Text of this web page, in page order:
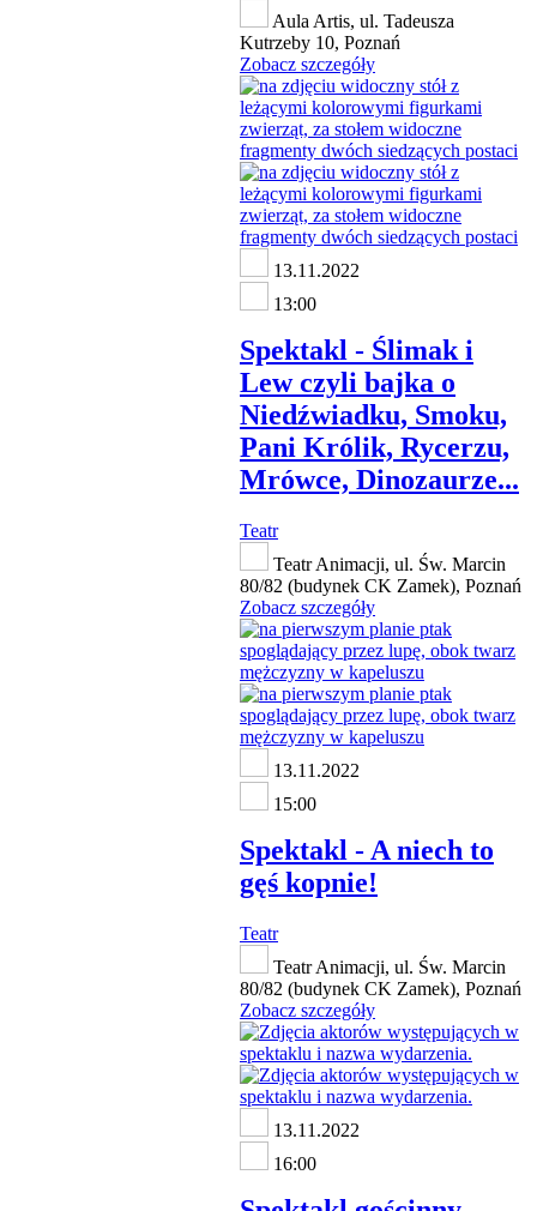
Aula Artis, ul. Tadeusza
Kutrzeby 10, Poznań
Zobacz szczegóły
13.11.2022
13:00
Spektakl - Ślimak i
Lew czyli bajka o
Niedźwiadku, Smoku,
Pani Królik, Rycerzu,
Mrówce, Dinozaurze...
Teatr
Teatr Animacji, ul. Św. Marcin
80/82 (budynek CK Zamek), Poznań
Zobacz szczegóły
13.11.2022
15:00
Spektakl - A niech to
gęś kopnie!
Teatr
Teatr Animacji, ul. Św. Marcin
80/82 (budynek CK Zamek), Poznań
Zobacz szczegóły
13.11.2022
16:00